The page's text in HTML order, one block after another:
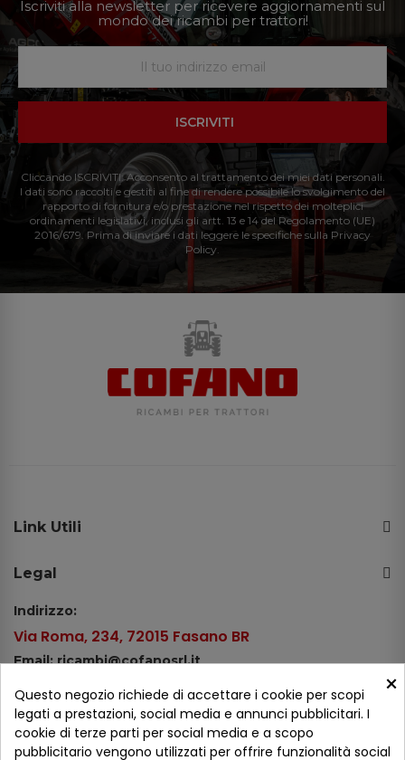
Iscriviti alla newsletter per ricevere aggiornamenti sul
mondo dei ricambi per trattori!
ISCRIVITI
Cliccando ISCRIVITI: Acconsento al trattamento dei miei dati personali.
I dati sono raccolti e gestiti al fine di rendere possibile lo svolgimento del
rapporto di fornitura e/o prestazione nel rispetto dei molteplici
ordinamenti legislativi, inclusi gli artt. 13 e 14 del Regolamento (UE)
2016/679. Prima di inviare i dati leggere le specifiche sulla Privacy
Policy.
Link Utili
Legal
Indirizzo:
Via Roma, 234, 72015 Fasano BR
Email: ricambi@cofanosrl.it
Tel.: +39 080 44 13 478
WhatsApp: +39 334 98 51 100
×
Questo negozio richiede di accettare i cookie per scopi
legati a prestazioni, social media e annunci pubblicitari. I
cookie di terze parti per social media e a scopo
pubblicitario vengono utilizzati per offrire funzionalità social